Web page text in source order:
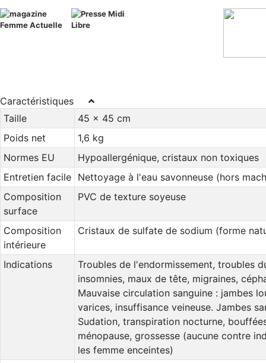
Caractéristiques
Taille
45 x 45 cm
Poids net
1,6 kg
Normes EU
Hypoallergénique, cristaux non toxiques
Entretien facile
Nettoyage à l'eau savonneuse (hors
Composition
surface
PVC de texture soyeuse
Composition
intérieure
Cristaux de sulfate de sodium (forme
Indications
Troubles de l'endormissement, troubles
insomnies, maux de tête, migraines,
Mauvaise circulation sanguine : jambes
varices, insuffisance veineuse. Jambes
Sudation, transpiration nocturne,
ménopause, grossesse (aucune contre
les femme enceintes)